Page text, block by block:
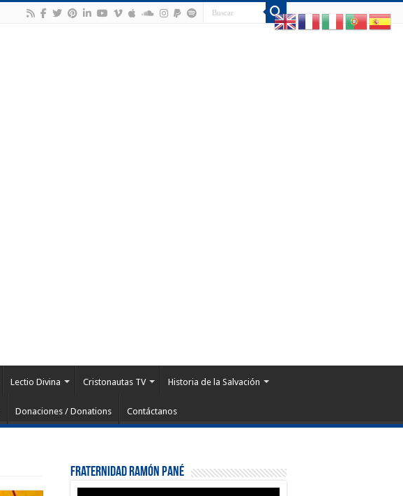
Lectio Divina Cristonautas TV Historia de la Salvación
Donaciones / Donations Contáctanos
Fraternidad Ramón Pané